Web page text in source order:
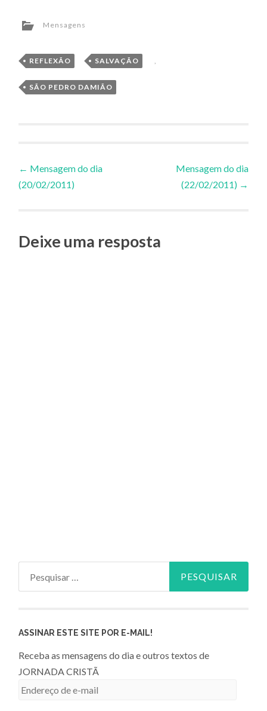
Mensagens
REFLEXÃO , SALVAÇÃO ,
SÃO PEDRO DAMIÃO
Navegação
de
Posts
← Mensagem do dia
(20/02/2011)
Mensagem do dia
(22/02/2011) →
Deixe uma resposta
ASSINAR ESTE SITE POR E-MAIL!
Receba as mensagens do dia e outros textos de
JORNADA CRISTÃ
Endereço